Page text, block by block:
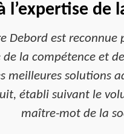
l’expertise
Debord est
la compétence et
meilleures solutions
établi suivant le
maître-mot de la